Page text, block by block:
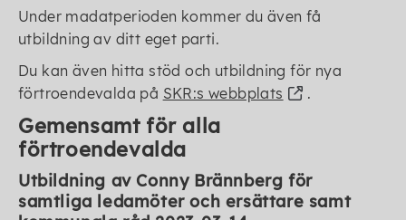
Under madatperioden kommer du även få
utbildning av ditt eget parti.
Du kan även hitta stöd och utbildning för nya
förtroendevalda på SKR:s webbplats .
Gemensamt för alla
förtroendevalda
Utbildning av Conny Brännberg för
samtliga ledamöter och ersättare samt